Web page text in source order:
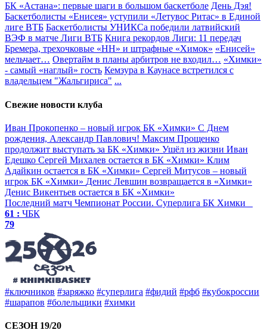
БК «Астана»: первые шаги в большом баскетболе День Дэя!
Баскетболисты «Енисея» уступили «Летувос Ритас» в Единой
лиге ВТБ Баскетболисты УНИКСа победили латвийский
ВЭФ в матче Лиги ВТБ Книга рекордов Лиги: 11 передач
Бремера, трехочковые «НН» и штрафные «Химок» «Енисей»
мельчает… Овертайм в планы арбитров не входил… «Химки»
- самый «наглый» гость Кемзура в Каунасе встретился с
владельцем "Жальгириса" ...
Свежие новости клуба
Иван Прокопенко – новый игрок БК «Химки» С Днем
рождения, Александр Павлович! Максим Прощенко
продолжит выступать за БК «Химки» Ушёл из жизни Иван
Едешко Сергей Михалев остается в БК «Химки» Клим
Адайкин остается в БК «Химки» Сергей Митусов – новый
игрок БК «Химки» Денис Левшин возвращается в «Химки»
Денис Викентьев остается в БК «Химки»
Последний матч Чемпионат России. Суперлига БК Химки
61 : ЧБК
79
#ключников #заряжко #суперлига #фидий #рфб #кубокроссии
#шарапов #болельщики #химки
СЕЗОН 19/20